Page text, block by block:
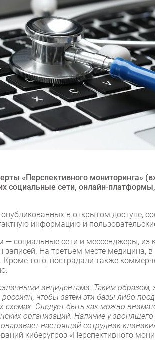
«Перспективного мониторинга»
социальные сети, онлайн-
в открытом доступе,
информацию и
— социальные сети и мессенджеры, из
На третьем месте медицина,
того, пострадали также
инцидентами. Таким
чтобы затем эти базы либо
Следует быть как можно
организаций. Наличие у
настоящий сотрудник
киберугроз «Перспективного